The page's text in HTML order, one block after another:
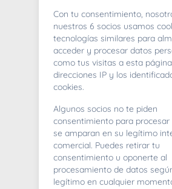
Con tu consentimiento,
nuestros 6 socios usamos
tecnologías similares para
acceder y procesar datos
como tus visitas a esta
direcciones IP y los
cookies.
Algunos socios no te piden
consentimiento para
se amparan en su legítimo
comercial. Puedes retirar tu
consentimiento u oponerte al
procesamiento de datos
legítimo en cualquier